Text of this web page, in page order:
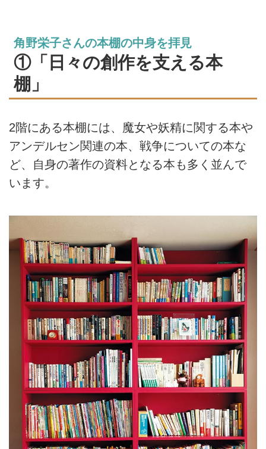
角野栄子さんの本棚の中身を拝見
①「日々の創作を支える本
棚」
2階にある本棚には、魔女や妖精に関する本や
アンデルセン関連の本、戦争についての本な
ど、自身の著作の資料となる本も多く並んで
います。